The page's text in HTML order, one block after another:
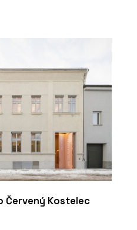
Červený Kostelec